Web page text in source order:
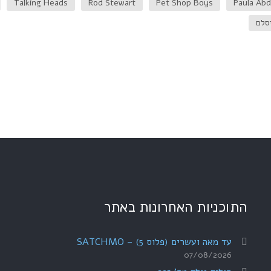
Paula
Pet Shop Boys
Rod Stewart
Talking Heads
התוכניות האחרונות באתר
עד מאה ועשרים (פלוס 5) – SATCHMO
07/08/2026